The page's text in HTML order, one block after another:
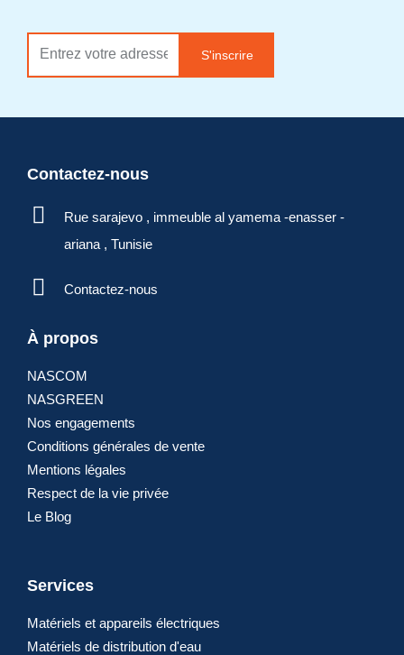
S'inscrire
Contactez-nous
Rue sarajevo , immeuble al yamema -enasser -
ariana , Tunisie
Contactez-nous
À propos
NASCOM
NASGREEN
Nos engagements
Conditions générales de vente
Mentions légales
Respect de la vie privée
Le Blog
Services
Matériels et appareils électriques
Matériels de distribution d'eau